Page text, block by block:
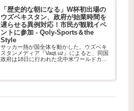
「歴史的な朝になる」W杯初出場の
ウズベキスタン、政府が始業時間を
遅らせる異例対応！市民が観戦イベ
ントに参加 - Qoly-Sports＆the
Style
サッカー熱が国全体を動かした。ウズベキ
スタンメディア『Vaqt.uz』によると、同国
政府は18日に行われた北中米ワールドカッ